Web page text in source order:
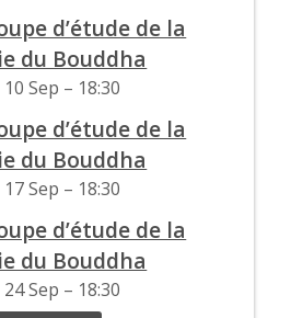
d’étude de la
du Bouddha
10 Sep – 18:30
d’étude de la
du Bouddha
17 Sep – 18:30
d’étude de la
du Bouddha
24 Sep – 18:30